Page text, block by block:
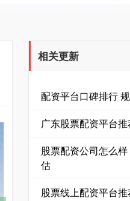
相关更新
配资平台口碑排行
广东股票配资平台
股票配资公司怎么
估
股票线上配资平台